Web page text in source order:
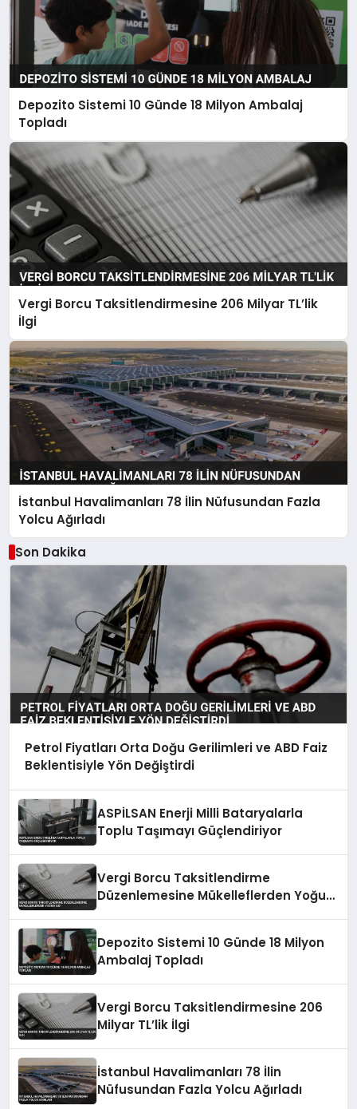
Depozito Sistemi 10 Günde 18 Milyon Ambalaj
Topladı
Vergi Borcu Taksitlendirmesine 206 Milyar TL’lik
İlgi
İstanbul Havalimanları 78 İlin Nüfusundan Fazla
Yolcu Ağırladı
Son Dakika
Petrol Fiyatları Orta Doğu Gerilimleri ve ABD Faiz
Beklentisiyle Yön Değiştirdi
ASPİLSAN Enerji Milli Bataryalarla
Toplu Taşımayı Güçlendiriyor
Vergi Borcu Taksitlendirme
Düzenlemesine Mükelleflerden Yoğun
Depozito Sistemi 10 Günde 18 Milyon
Ambalaj Topladı
Vergi Borcu Taksitlendirmesine 206
Milyar TL’lik İlgi
İstanbul Havalimanları 78 İlin
Nüfusundan Fazla Yolcu Ağırladı